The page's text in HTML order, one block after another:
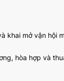
khai mở vận hội
hòa hợp và